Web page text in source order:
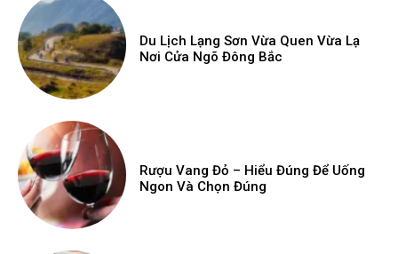
Du Lịch Lạng Sơn Vừa Quen Vừa Lạ
Nơi Cửa Ngõ Đông Bắc
Rượu Vang Đỏ – Hiểu Đúng Để Uống
Ngon Và Chọn Đúng